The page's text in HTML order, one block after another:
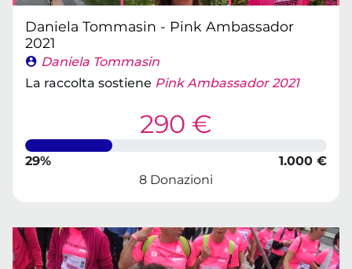
Daniela Tommasin - Pink Ambassador
2021
Daniela Tommasin
La raccolta sostiene Pink Ambassador 2021
290 €
29%
1.000 €
8 Donazioni